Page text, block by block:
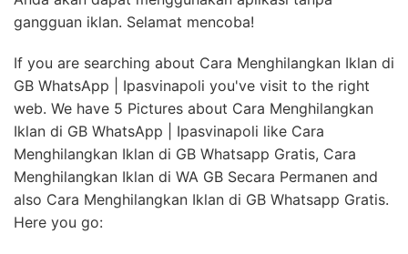
gangguan iklan. Selamat mencoba!
If you are searching about Cara Menghilangkan Iklan di
GB WhatsApp | Ipasvinapoli you've visit to the right
web. We have 5 Pictures about Cara Menghilangkan
Iklan di GB WhatsApp | Ipasvinapoli like Cara
Menghilangkan Iklan di GB Whatsapp Gratis, Cara
Menghilangkan Iklan di WA GB Secara Permanen and
also Cara Menghilangkan Iklan di GB Whatsapp Gratis.
Here you go: